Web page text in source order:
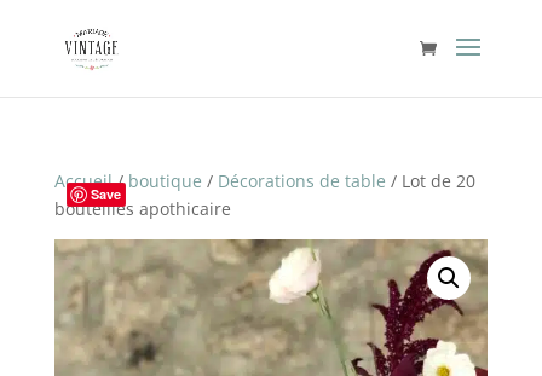
Save
Accueil/boutique / Décorations de table / Lot de 20
bouteilles apothicaire